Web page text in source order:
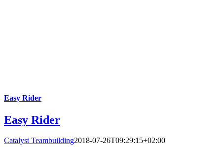
Easy Rider
Easy Rider
Catalyst Teambuilding2018-07-26T09:29:15+02:00